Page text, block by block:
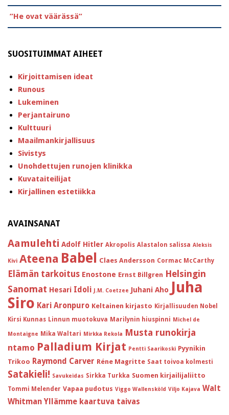
”He ovat väärässä”
SUOSITUIMMAT AIHEET
Kirjoittamisen ideat
Runous
Lukeminen
Perjantairuno
Kulttuuri
Maailmankirjallisuus
Sivistys
Unohdettujen runojen klinikka
Kuvataiteilijat
Kirjallinen estetiikka
AVAINSANAT
Aamulehti Adolf Hitler Akropolis Alastalon salissa Aleksis
Kivi Ateena Babel Claes Andersson Cormac McCarthy
Elämän tarkoitus Enostone Ernst Billgren Helsingin
Sanomat Hesari Idoli J.M. Coetzee Juhani Aho Juha
Siro Kari Aronpuro Keltainen kirjasto Kirjallisuuden Nobel
Kirsi Kunnas Linnun muotokuva Marilynin hiuspinni Michel de
Montaigne Mika Waltari Mirkka Rekola Musta runokirja
ntamo Palladium Kirjat Pentti Saarikoski Pyynikin
Trikoo Raymond Carver Réne Magritte Saat toivoa kolmesti
Satakieli! Savukeidas Sirkka Turkka Suomen kirjailijaliitto
Tommi Melender Vapaa pudotus Viggo Wallensköld Viljo Kajava Walt
Whitman Yllämme kaartuva taivas